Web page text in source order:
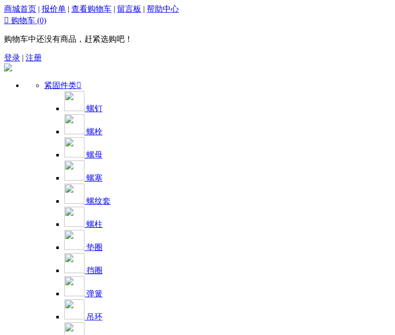
商城首页 | 报价单 | 查看购物车 | 留言板 | 帮助中心
 购物车 (0)
购物车中还没有商品，赶紧选购吧！
登录 | 注册
紧固件类
螺钉
螺栓
螺母
螺塞
螺纹套
螺柱
垫圈
挡圈
弹簧
吊环